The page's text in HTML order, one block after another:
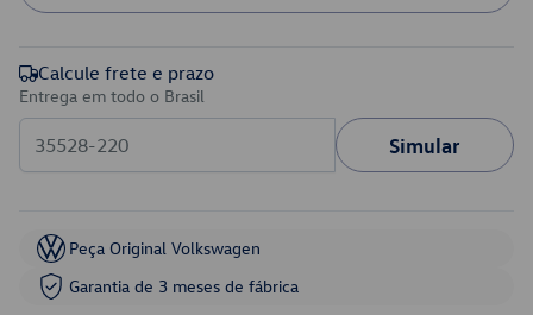
Calcule frete e prazo
Entrega em todo o Brasil
Simular
Peça Original Volkswagen
Garantia de 3 meses de fábrica